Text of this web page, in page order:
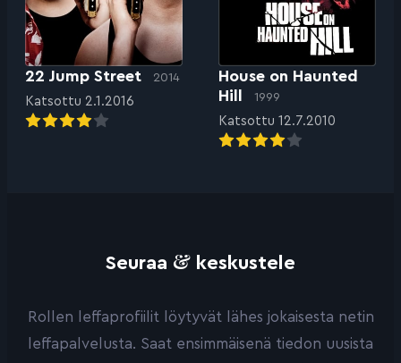
22 Jump Street 2014
Katsottu 2.1.2016
House on Haunted
Hill
1999
Katsottu 12.7.2010
Seuraa & keskustele
Rollen leffaprofiilit löytyvät lähes jokaisesta netin
leffapalvelusta. Saat ensimmäisenä tiedon uusista